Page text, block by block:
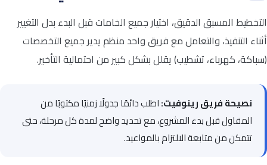
التخطيط المسبق الدقيق، اختيار جميع الخامات قبل البدء بدل التغيير
أثناء التنفيذ، والتعامل مع فريق واحد منظم يدير جميع التخصصات
(سباكة، كهرباء، تشطيب) يقلل بشكل كبير من احتمالية التأخير.
نصيحة فريق رينوفيت:اطلب دائمًا جدولًا زمنيًا مكتوبًا من
المقاول قبل بدء المشروع، مع تحديد واضح لمدة كل مرحلة، حتى
تتمكن من متابعة الالتزام بالمواعيد.